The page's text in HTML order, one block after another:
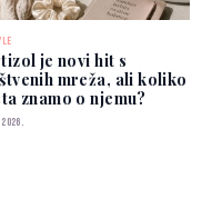
je novi hit s
mreža, ali koliko
znamo o njemu?